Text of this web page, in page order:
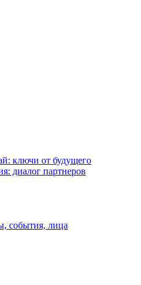
ключи от будущего
диалог партнеров
события, лица